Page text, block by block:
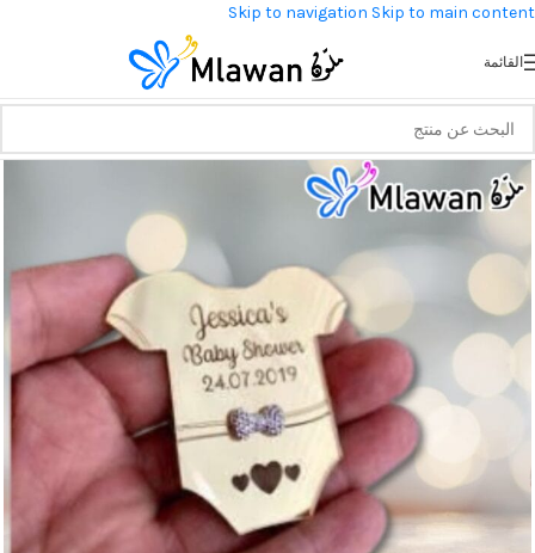
Skip to navigation Skip to main content
القائمة